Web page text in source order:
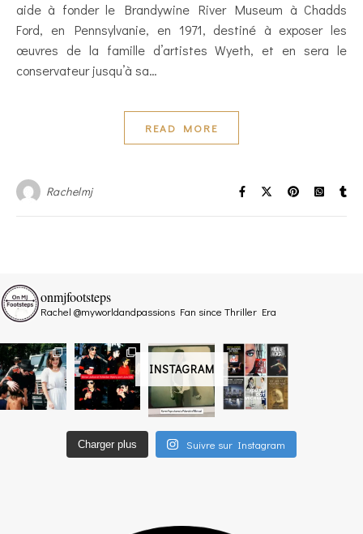
aide à fonder le Brandywine River Museum à Chadds
Ford, en Pennsylvanie, en 1971, destiné à exposer les
œuvres de la famille d’artistes Wyeth, et en sera le
conservateur jusqu’à sa…
READ MORE
Rachelmj
INSTAGRAM
onmjfootsteps
Rachel @myworldandpassions Fan since Thriller Era
Charger plus Suivre sur Instagram